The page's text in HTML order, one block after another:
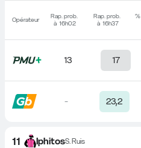
Opérateur
Rap. prob.
à 16h02
Rap. prob.
à 16h37
13 17
- 23,2
11 IphitosS. Ruis